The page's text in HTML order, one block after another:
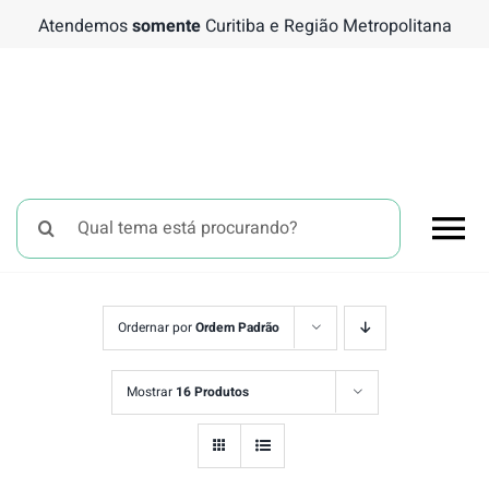
AtendemossomenteCuritiba e Região Metropolitana
Buscar
resultados
Ordernar porOrdem Padrão
Mostrar 16 Produtos